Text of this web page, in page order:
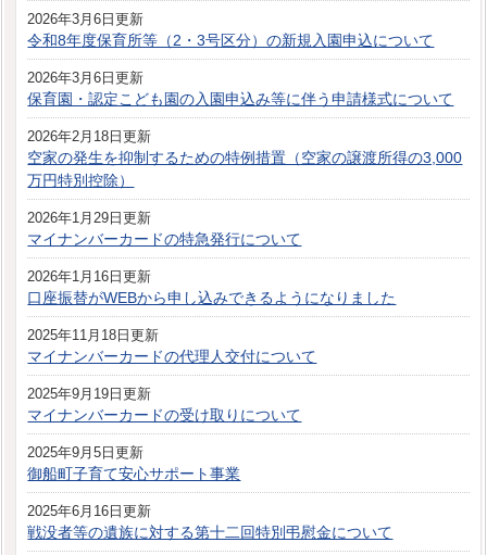
2026年3月6日更新
令和8年度保育所等（2・3号区分）の新規入園申込について
2026年3月6日更新
保育園・認定こども園の入園申込み等に伴う申請様式について
2026年2月18日更新
空家の発生を抑制するための特例措置（空家の譲渡所得の3,000
万円特別控除）
2026年1月29日更新
マイナンバーカードの特急発行について
2026年1月16日更新
口座振替がWEBから申し込みできるようになりました
2025年11月18日更新
マイナンバーカードの代理人交付について
2025年9月19日更新
マイナンバーカードの受け取りについて
2025年9月5日更新
御船町子育て安心サポート事業
2025年6月16日更新
戦没者等の遺族に対する第十二回特別弔慰金について